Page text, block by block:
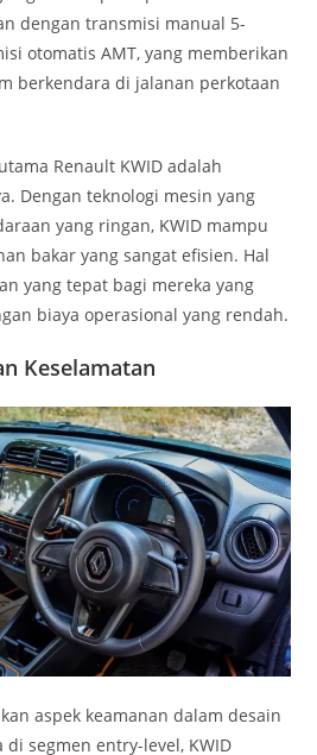
dengan transmisi manual 5-
otomatis AMT, yang memberikan
berkendara di jalanan perkotaan
Renault KWID adalah
Dengan teknologi mesin yang
yang ringan, KWID mampu
bakar yang sangat efisien. Hal
yang tepat bagi mereka yang
biaya operasional yang rendah.
Keselamatan
aspek keamanan dalam desain
di segmen entry-level, KWID